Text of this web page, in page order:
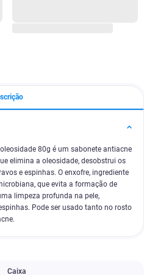
80g é um sabonete antiacne
elimina a oleosidade, desobstrui os
e espinhas. O enxofre, ingrediente
que evita a formação de
limpeza profunda na pele,
Pode ser usado tanto no rosto
Caixa